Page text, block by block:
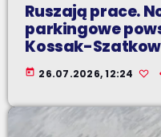
Ruszają prace.
parkingowe
Kossak-
today 26.07.2026, 12:24